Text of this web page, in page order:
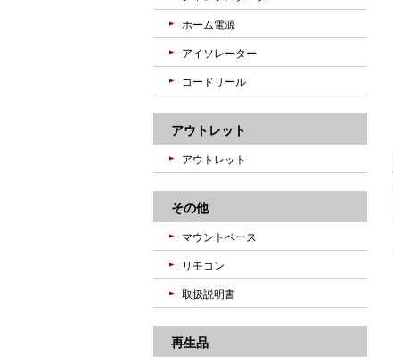
ホーム電源
アイソレーター
コードリール
アウトレット
アウトレット
その他
マウントベース
リモコン
取扱説明書
再生品